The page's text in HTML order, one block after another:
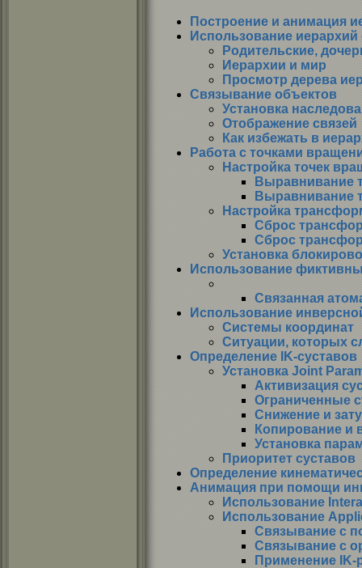
Построение и анимация
Использование иерархий
Родительские,
Иерархии и мир
Просмотр дерева
Связывание объектов
Установка
Отображение связей
Как избежать в
Работа с точками
Настройка точек
Выравнивание
Выравнивание
Настройка
Сброс
Сброс
Установка
Использование
Связанная
Использование
Системы координат
Ситуации, которых
Определение IK-суставов
Установка Joint
Активизация
Ограниченные
Снижение и
Копирование и
Установка
Приоритет суставов
Определение
Анимация при помощи
Использование
Использование
Связывание с
Связывание с
Применение IK-